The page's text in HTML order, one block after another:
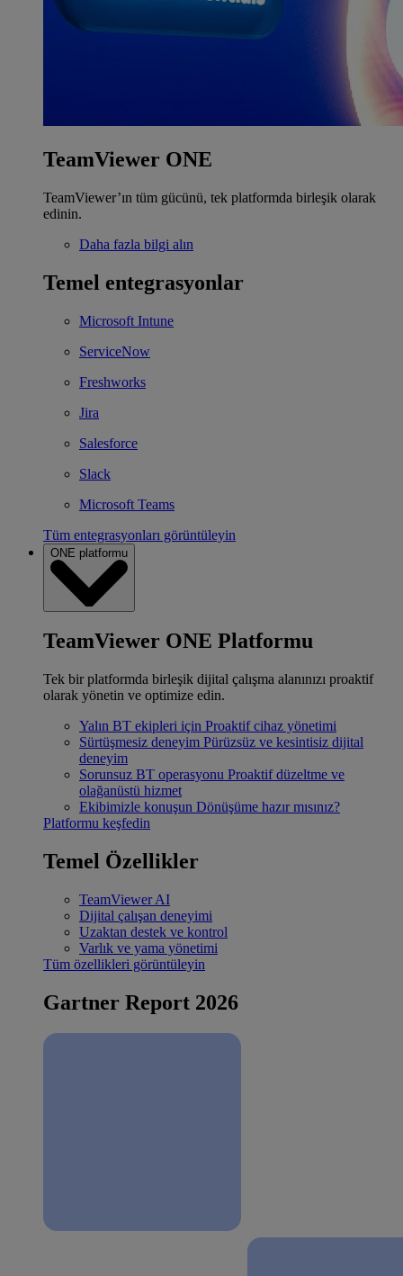
TeamViewer ONE
TeamViewer’ın tüm gücünü, tek platformda birleşik olarak
edinin.
Daha fazla bilgi alın
Temel entegrasyonlar
Microsoft Intune
ServiceNow
Freshworks
Jira
Salesforce
Slack
Microsoft Teams
Tüm entegrasyonları görüntüleyin
ONE platformu
TeamViewer ONE Platformu
Tek bir platformda birleşik dijital çalışma alanınızı proaktif
olarak yönetin ve optimize edin.
Yalın BT ekipleri için Proaktif cihaz yönetimi
Sürtüşmesiz deneyim Pürüzsüz ve kesintisiz dijital
deneyim
Sorunsuz BT operasyonu Proaktif düzeltme ve
olağanüstü hizmet
Ekibimizle konuşun Dönüşüme hazır mısınız?
Platformu keşfedin
Temel Özellikler
TeamViewer AI
Dijital çalışan deneyimi
Uzaktan destek ve kontrol
Varlık ve yama yönetimi
Tüm özellikleri görüntüleyin
Gartner Report 2026